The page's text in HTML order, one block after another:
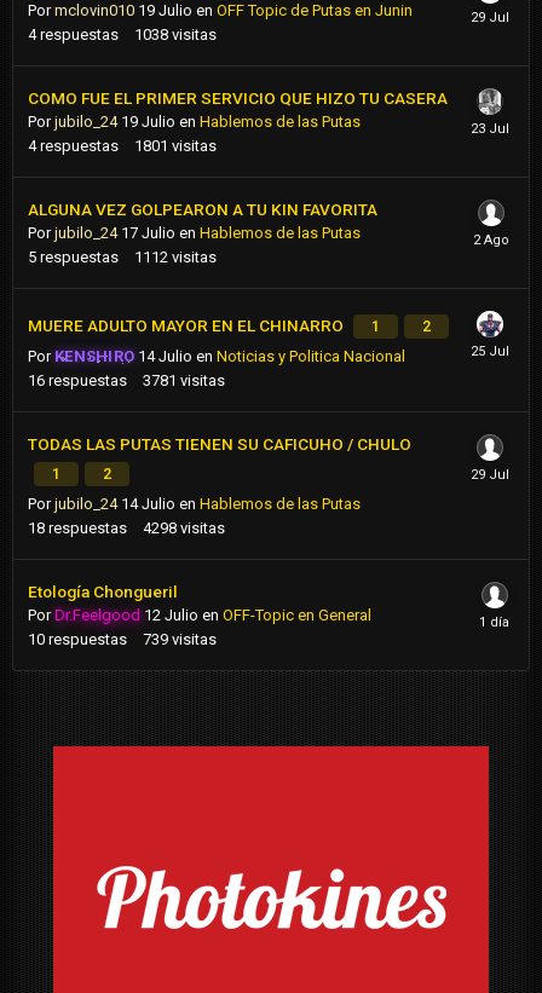
Pormclovin010 19 Julio en OFF Topic de Putas en Junin
4 respuestas 1038 visitas
COMO FUE EL PRIMER SERVICIO QUE HIZO TU CASERA
Porjubilo_24 19 Julio en Hablemos de las Putas
4 respuestas 1801 visitas
ALGUNA VEZ GOLPEARON A TU KIN FAVORITA
Porjubilo_24 17 Julio en Hablemos de las Putas
5 respuestas 1112 visitas
MUERE ADULTO MAYOR EN EL CHINARRO 1 2
Por KENSHIRO 14 Julio enNoticias y Politica Nacional
16 respuestas 3781 visitas
TODAS LAS PUTAS TIENEN SU CAFICUHO / CHULO
1 2
Porjubilo_24 14 Julio en Hablemos de las Putas
18 respuestas 4298 visitas
Etología Chongueril
PorDr.Feelgood 12 Julio en OFF-Topic en General
10 respuestas 739 visitas